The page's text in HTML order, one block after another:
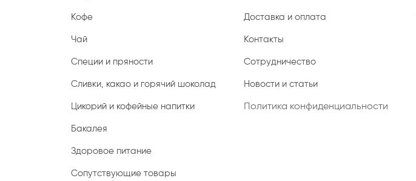
Кофе
Чай
Специи и пряности
Сливки, какао и горячий шоколад
Цикорий и кофейные напитки
Бакалея
Здоровое питание
Сопутствующие товары
Доставка и оплата
Контакты
Сотрудничество
Новости и статьи
Политика конфиденциальности